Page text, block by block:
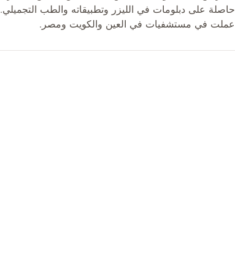
حاصلة على دبلومات في الليزر وتطبيقاته والطب التجميلي.
عملت في مستشفيات في العين والكويت ومصر.